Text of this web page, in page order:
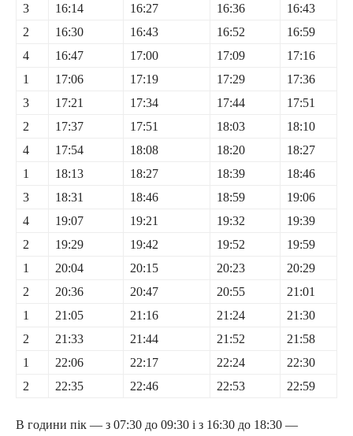
3
16:14 16:27 16:36
16:43
2
16:30 16:43 16:52
16:59
4
16:47 17:00 17:09
17:16
1
17:06 17:19 17:29
17:36
3
17:21 17:34 17:44
17:51
2
17:37 17:51 18:03
18:10
4
17:54 18:08 18:20
18:27
1
18:13 18:27 18:39
18:46
3
18:31 18:46 18:59
19:06
4
19:07 19:21 19:32
19:39
2
19:29 19:42 19:52
19:59
1
20:04 20:15 20:23
20:29
2
20:36 20:47 20:55
21:01
1
21:05 21:16 21:24
21:30
2
21:33 21:44 21:52
21:58
1
22:06 22:17 22:24
22:30
2
22:35 22:46 22:53 22:59
В години пік — з 07:30 до 09:30 і з 16:30 до 18:30 —